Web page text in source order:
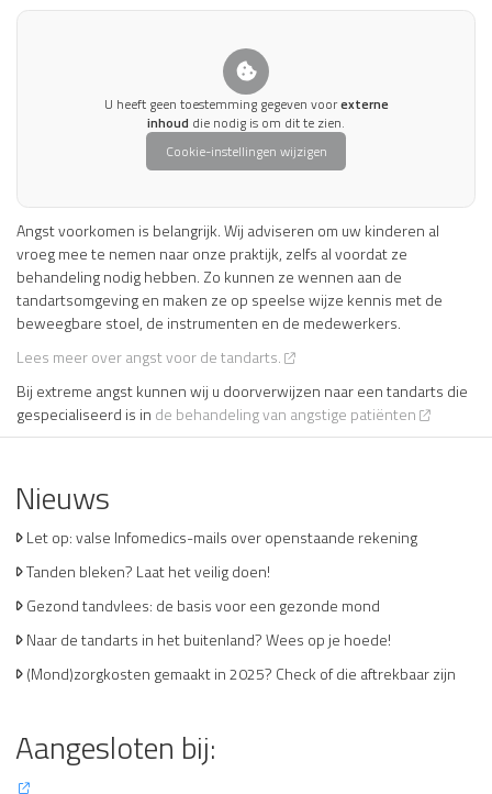
U heeft geen toestemming gegeven voorexterne
inhoud die nodig is om dit te zien.
Cookie-instellingen wijzigen
Angst voorkomen is belangrijk. Wij adviseren om uw kinderen al
vroeg mee te nemen naar onze praktijk, zelfs al voordat ze
behandeling nodig hebben. Zo kunnen ze wennen aan de
tandartsomgeving en maken ze op speelse wijze kennis met de
beweegbare stoel, de instrumenten en de medewerkers.
Lees meer over angst voor de tandarts.
Bij extreme angst kunnen wij u doorverwijzen naar een tandarts die
gespecialiseerd is in de behandeling van angstige patiënten
Nieuws
Let op: valse Infomedics-mails over openstaande rekening
Tanden bleken? Laat het veilig doen!
Gezond tandvlees: de basis voor een gezonde mond
Naar de tandarts in het buitenland? Wees op je hoede!
(Mond)zorgkosten gemaakt in 2025? Check of die aftrekbaar zijn
Aangesloten bij: